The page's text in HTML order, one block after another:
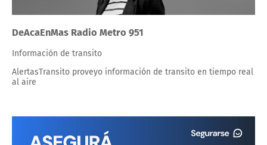
DeAcaEnMas Radio Metro 951
Información de transito
AlertasTransito proveyo información de transito en tiempo real
al aire